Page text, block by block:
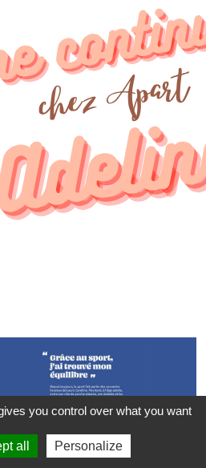
you control over what you want
all
Personalize